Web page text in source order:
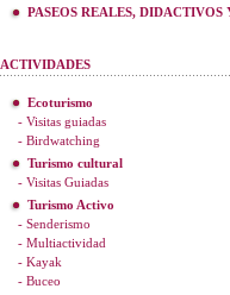
PASEOS REALES,
ACTIVIDADES
Ecoturismo
- Visitas guiadas
- Birdwatching
Turismo cultural
- Visitas Guiadas
Turismo Activo
- Senderismo
- Multiactividad
- Kayak
- Buceo